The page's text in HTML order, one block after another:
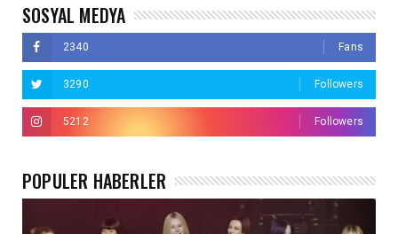
SOSYAL MEDYA
2340 Fans
3290 Followers
5212 Followers
POPÜLER HABERLER